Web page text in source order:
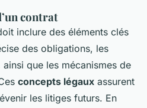
contrat
inclure des éléments clés
des obligations, les
que les mécanismes de
concepts légaux assurent
les litiges futurs. En